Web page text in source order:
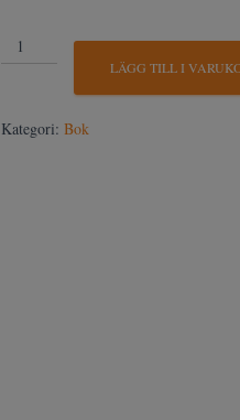
Som
Telum
Serena
LÄGG TILL I
Kategori: Bok